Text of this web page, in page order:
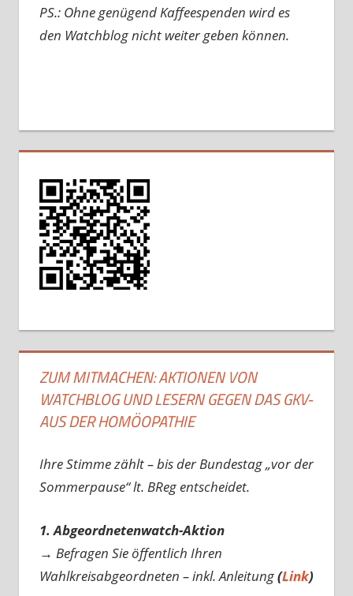
PS.: Ohne genügend Kaffeespenden wird es
den Watchblog nicht weiter geben können.
ZUM MITMACHEN: AKTIONEN VON
WATCHBLOG UND LESERN GEGEN DAS GKV-
AUS DER HOMÖOPATHIE
Ihre Stimme zählt – bis der Bundestag „vor der
Sommerpause“ lt. BReg entscheidet.
1. Abgeordnetenwatch-Aktion
→ Befragen Sie öffentlich Ihren
Wahlkreisabgeordneten – inkl. Anleitung(Link)